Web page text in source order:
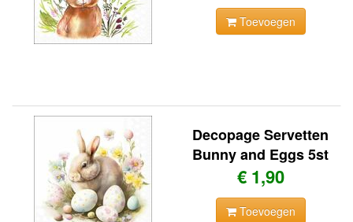
Toevoegen
Decopage Servetten
Bunny and Eggs 5st
€ 1,90
Toevoegen